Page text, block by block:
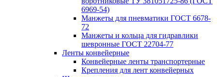
6969-54)
Манжеты для пневматики ГОСТ 6678-
72
Манжеты и кольца для гидравлики
шевронные ГОСТ 22704-77
Ленты конвейерные
Конвейерные ленты транспортерные
Крепления для лент конвейерных